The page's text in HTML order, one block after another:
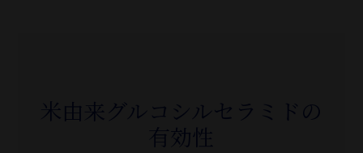
米由来グルコシルセラミドの
有効性